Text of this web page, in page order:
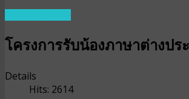
โครงการรับน้องภาษาต่างปร
Details
Hits: 2614